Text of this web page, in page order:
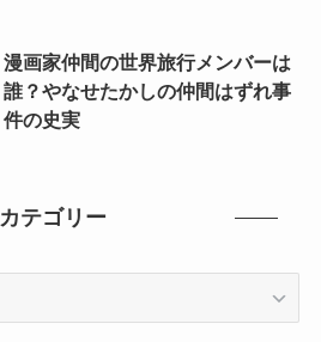
漫画家仲間の世界旅行メンバーは
誰？やなせたかしの仲間はずれ事
件の史実
カテゴリー